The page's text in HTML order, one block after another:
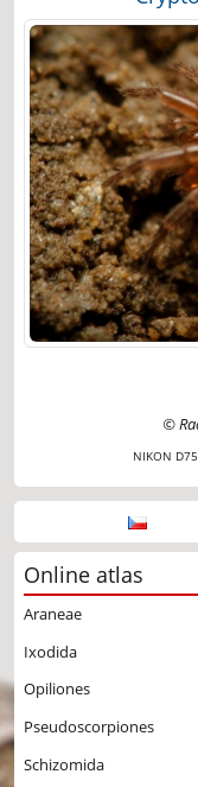
©
NIKON
Online atlas
Araneae
Ixodida
Opiliones
Pseudoscorpiones
Schizomida